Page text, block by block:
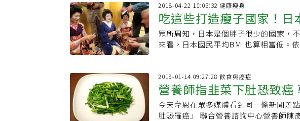
的是薑黃粉、肉桂粉、黑胡椒粉、薑粉
再加些黑白芝麻、亞麻籽增加纖維，喝
個人喜好加減，甚至偶爾加些金門高粱
畫素、營養素、微量元素與礦物質喝下
1500cc到2000cc，這幾年人懶了，身體
採買打果汁，喝了半年、一年以後抽血
感覺氣色變好，八成九體力變好，七成
惰，持之以恆。 生鮮蔬果如何採買 經歷
2018-04-22 10:05:32 健康瘦身
吃這些打造瘦子國家！
眾所周知，日本是個胖子很少的國家，
來看，日本國民平均BMI也算相當低。
2019-01-14 09:27:28 飲食與癌症
營養師指韭菜下肚恐致癌
今天韋恩在眾多媒體看到同一條新聞差
肚恐罹癌」 聯合營養諮詢中心營養師陳